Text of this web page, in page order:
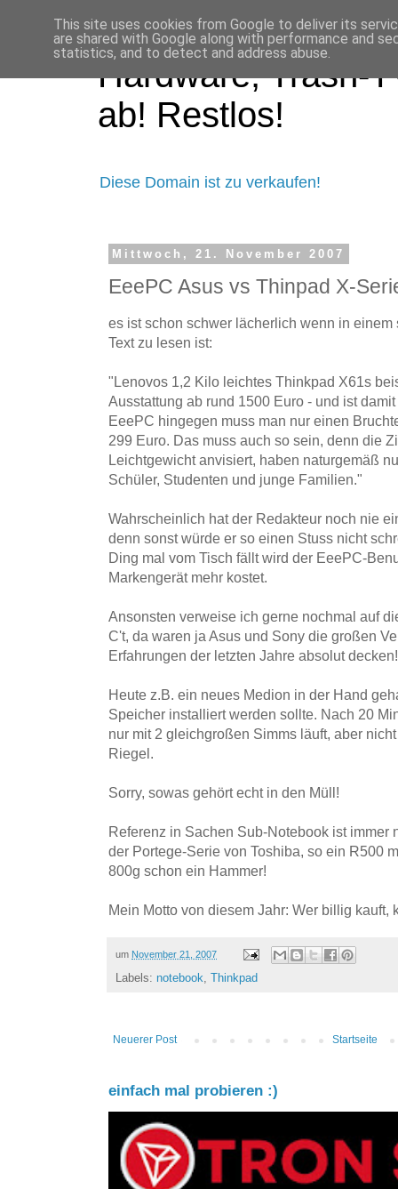
Hardware, Trash-
ab! Restlos!
Diese Domain ist zu verkaufen!
Mittwoch, 21. November 2007
EeePC Asus vs Thinpad X-
es ist schon schwer lächerlich wenn in
Text zu lesen ist:
"Lenovos 1,2 Kilo leichtes Thinkpad X61s
Ausstattung ab rund 1500 Euro - und ist
EeePC hingegen muss man nur einen
299 Euro. Das muss auch so sein, denn die
Leichtgewicht anvisiert, haben naturgemäß
Schüler, Studenten und junge Familien."
Wahrscheinlich hat der Redakteur noch nie
denn sonst würde er so einen Stuss nicht
Ding mal vom Tisch fällt wird der EeePC-
Markengerät mehr kostet.
Ansonsten verweise ich gerne nochmal auf
C't, da waren ja Asus und Sony die großen
Erfahrungen der letzten Jahre absolut
Heute z.B. ein neues Medion in der Hand
Speicher installiert werden sollte. Nach 20
nur mit 2 gleichgroßen Simms läuft, aber
Riegel.
Sorry, sowas gehört echt in den Müll!
Referenz in Sachen Sub-Notebook ist immer
der Portege-Serie von Toshiba, so ein R500
800g schon ein Hammer!
Mein Motto von diesem Jahr: Wer billig kauft,
um November 21, 2007
Labels: notebook, Thinkpad
Neuerer Post Startseite
einfach mal probieren :)
This site uses cookies from Google to deliver its
are shared with Google along with performance and
statistics, and to detect and address abuse.